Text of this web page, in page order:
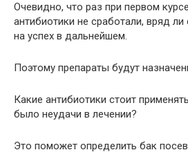
Очевидно, что раз при первом
антибиотики не сработали, вряд ли
на успех в дальнейшем.
Поэтому препараты будут
Какие антибиотики стоит
было неудачи в лечении?
Это поможет определить бак